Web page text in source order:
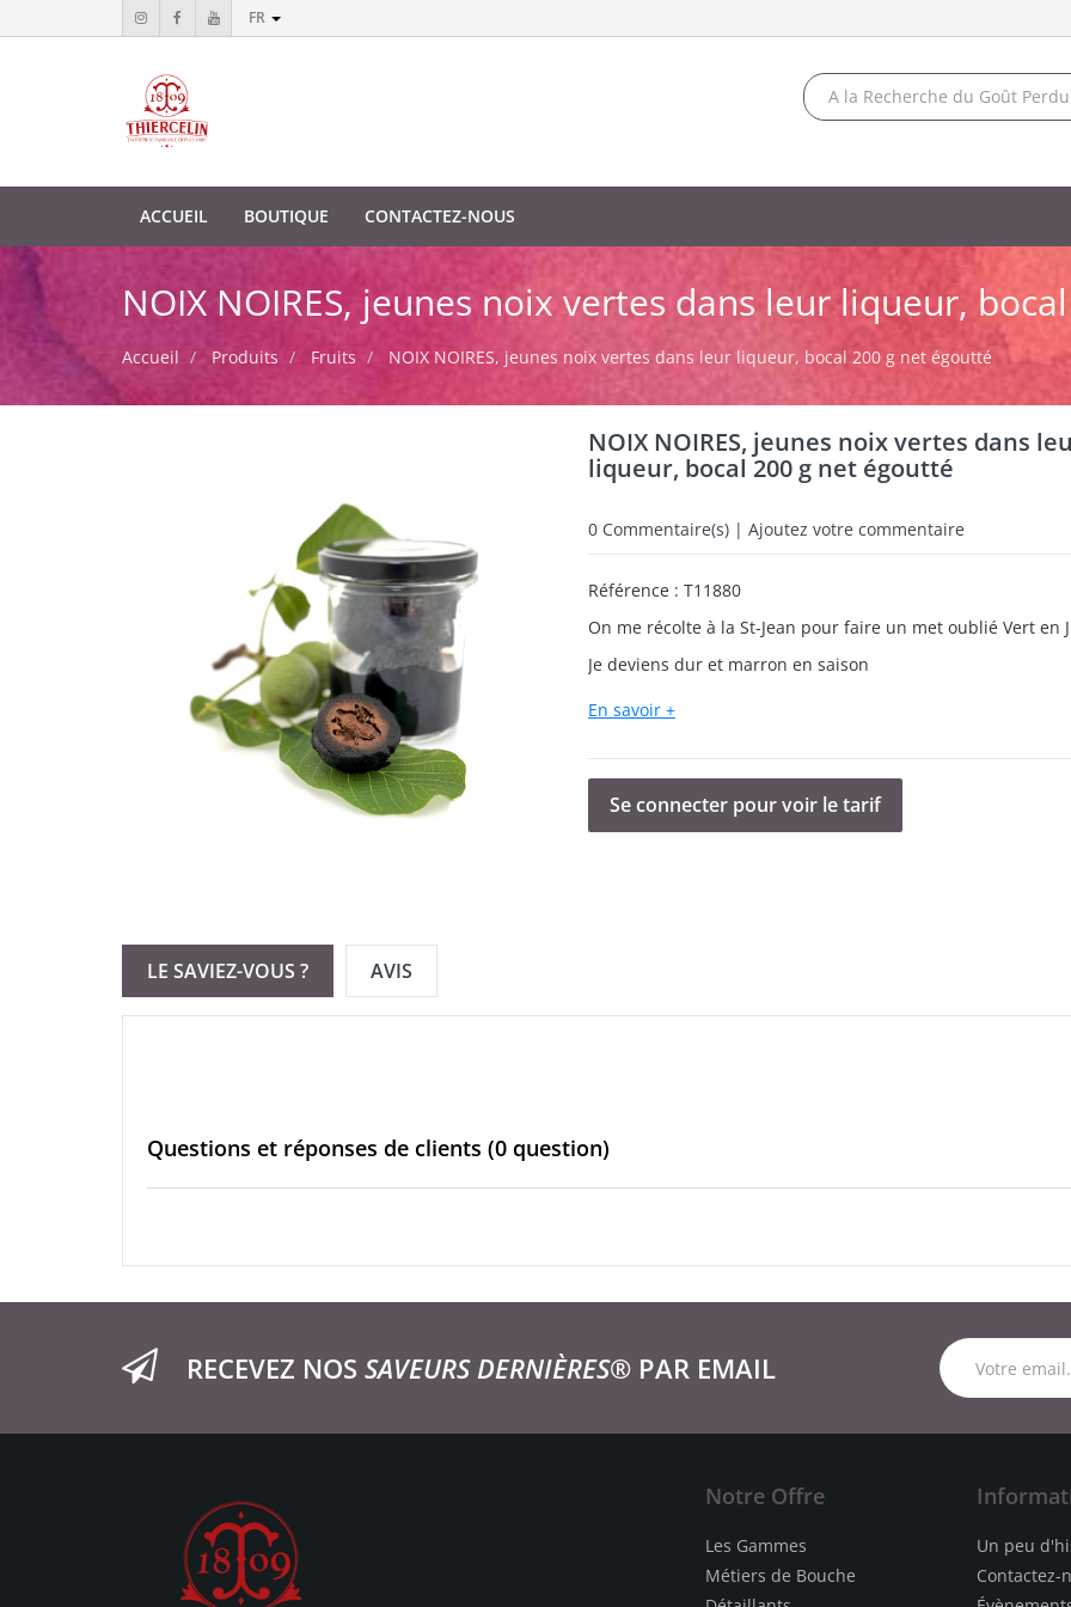
FR
ACCUEIL BOUTIQUE CONTACTEZ-NOUS
NOIX NOIRES, jeunes noix vertes dans leur liqueur,
Accueil Produits Fruits NOIX NOIRES, jeunes noix vertes dans leur liqueur, bocal 200 g net égoutté
NOIX NOIRES, jeunes noix vertes dans
liqueur, bocal 200 g net égoutté
0 Commentaire(s) | Ajoutez votre commentaire
Référence : T11880
On me récolte à la St-Jean pour faire un met oublié Vert en
Je deviens dur et marron en saison
Mais si on me travaille un peu, je deviens tendre et noir.
En savoir +
Se connecter pour voir le tarif
LE SAVIEZ-VOUS ? AVIS
Questions et réponses de clients (0 question)
RECEVEZ NOS SAVEURS DERNIÈRES® PAR EMAIL
Notre Offre
Les Gammes
Métiers de Bouche
Un peu
Contactez-